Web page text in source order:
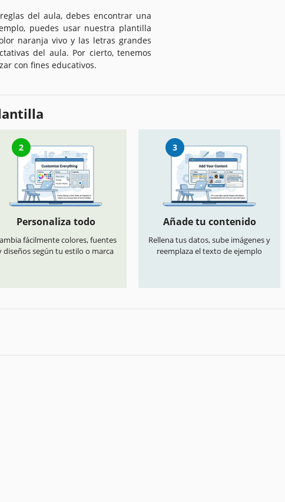
del aula, debes encontrar una
puedes usar nuestra plantilla
naranja vivo y las letras grandes
del aula. Por cierto, tenemos
con fines educativos.
2
Personaliza todo
fácilmente colores, fuentes
diseños según tu estilo o marca
3
Añade tu contenido
Rellena tus datos, sube imágenes y
reemplaza el texto de ejemplo